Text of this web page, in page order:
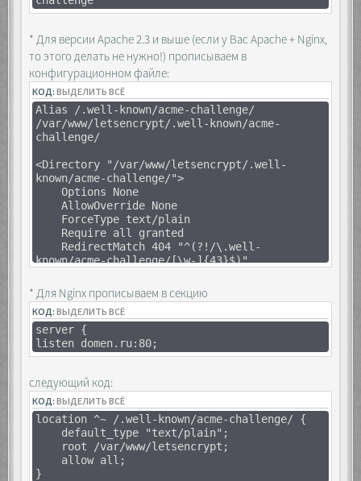
* Для версии Apache 2.3 и выше (если у Вас Apache + Nginx,
то этого делать не нужно!) прописываем в
конфигурационном файле:
КОД:ВЫДЕЛИТЬ ВСЁ
Alias /.well-known/acme-challenge/
/var/www/letsencrypt/.well-known/acme-
challenge/
<Directory "/var/www/letsencrypt/.well-
known/acme-challenge/">
Options None
AllowOverride None
ForceType text/plain
Require all granted
RedirectMatch 404 "^(?!/\.well-
known/acme-challenge/[\w-]{43}$)"
* Для Nginx прописываем в секцию
КОД:ВЫДЕЛИТЬ ВСЁ
server {
listen domen.ru:80;
следующий код:
КОД:ВЫДЕЛИТЬ ВСЁ
location ^~ /.well-known/acme-challenge/ {
default_type "text/plain";
root /var/www/letsencrypt;
allow all;
}